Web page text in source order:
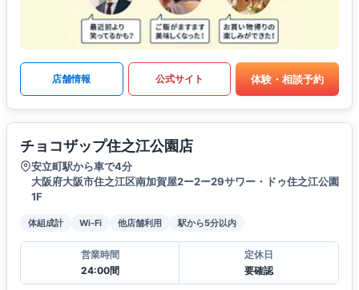
店舗情報 公式サイト 体験・相談予約
チョコザップ住之江公園店
安立町駅から車で4分
大阪府大阪市住之江区南加賀屋2ー2ー29サワー・ドゥ住之江公園
1F
体組成計 Wi-Fi 他店舗利用 駅から5分以内
営業時間
24:00間
定休日
要確認